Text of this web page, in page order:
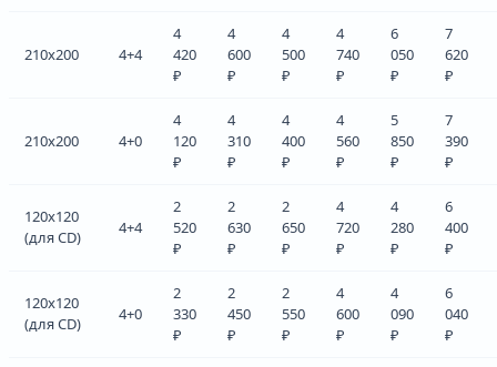
210x200 4+4
4
420
₽
4
600
₽
4
500
₽
4
740
₽
6
050
₽
7
620
₽
210x200 4+0
4
120
₽
4
310
₽
4
400
₽
4
560
₽
5
850
₽
7
390
₽
120x120
(для CD)
4+4
2
520
₽
2
630
₽
2
650
₽
4
720
₽
4
280
₽
6
400
₽
120x120
(для CD)
4+0
2
330
₽
2
450
₽
2
550
₽
4
600
₽
4
090
₽
6
040
₽